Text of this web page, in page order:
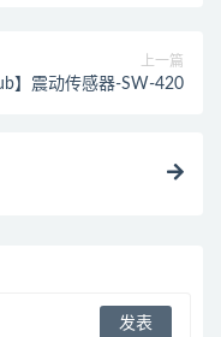
上一篇
】震动传感器-SW-420